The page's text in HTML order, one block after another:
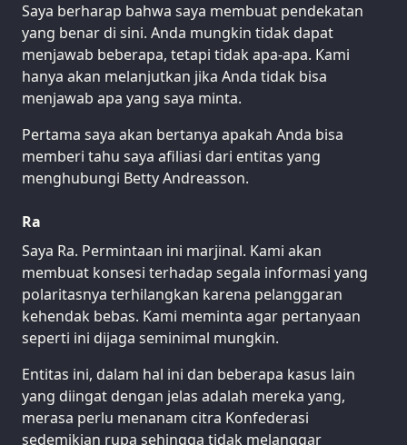
Saya berharap bahwa saya membuat pendekatan
yang benar di sini. Anda mungkin tidak dapat
menjawab beberapa, tetapi tidak apa-apa. Kami
hanya akan melanjutkan jika Anda tidak bisa
menjawab apa yang saya minta.
Pertama saya akan bertanya apakah Anda bisa
memberi tahu saya afiliasi dari entitas yang
menghubungi Betty Andreasson.
Ra
Saya Ra. Permintaan ini marjinal. Kami akan
membuat konsesi terhadap segala informasi yang
polaritasnya terhilangkan karena pelanggaran
kehendak bebas. Kami meminta agar pertanyaan
seperti ini dijaga seminimal mungkin.
Entitas ini, dalam hal ini dan beberapa kasus lain
yang diingat dengan jelas adalah mereka yang,
merasa perlu menanam citra Konfederasi
sedemikian rupa sehingga tidak melanggar